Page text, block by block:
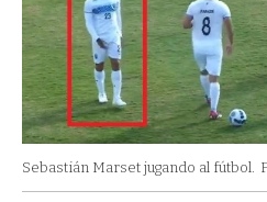
Sebastián Marset jugando al fútbol.